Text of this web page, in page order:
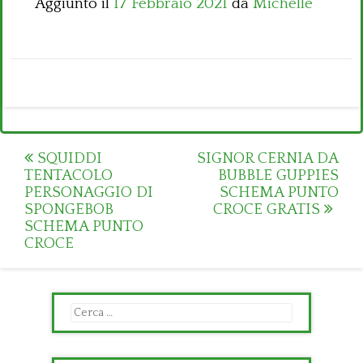
Aggiunto il 17 Febbraio 2021 da Michelle
Post
navigation
SQUIDDI
TENTACOLO
PERSONAGGIO DI
SPONGEBOB
SCHEMA PUNTO
CROCE
SIGNOR CERNIA DA
BUBBLE GUPPIES
SCHEMA PUNTO
CROCE GRATIS
Ricerca
per: